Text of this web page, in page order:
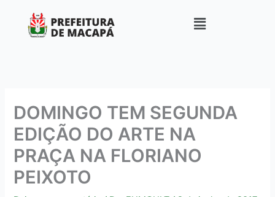
DOMINGO TEM SEGUNDA
EDIÇÃO DO ARTE NA
PRAÇA NA FLORIANO
PEIXOTO